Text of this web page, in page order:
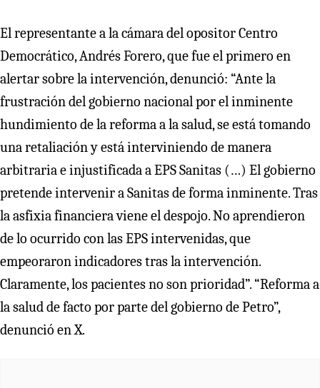
El representante a la cámara del opositor Centro
Democrático, Andrés Forero, que fue el primero en
alertar sobre la intervención, denunció: “Ante la
frustración del gobierno nacional por el inminente
hundimiento de la reforma a la salud, se está tomando
una retaliación y está interviniendo de manera
arbitraria e injustificada a EPS Sanitas (…) El gobierno
pretende intervenir a Sanitas de forma inminente. Tras
la asfixia financiera viene el despojo. No aprendieron
de lo ocurrido con las EPS intervenidas, que
empeoraron indicadores tras la intervención.
Claramente, los pacientes no son prioridad”. “Reforma a
la salud de facto por parte del gobierno de Petro”,
denunció en X.